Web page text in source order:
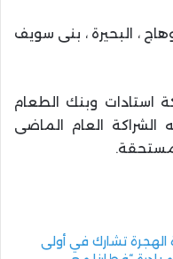
، سوهاج ، البحيرة ، بنى سويف
استادات وبنك الطعام
العام الماضى
الهجرة تشارك في أولى